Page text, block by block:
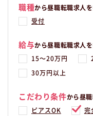
職種から昼職転職求人
受付
給与から昼職転職求人
15〜20万円
30万円以上
こだわり条件から昼
ピアスOK 完